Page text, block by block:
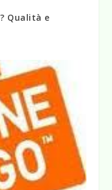
Qualità e